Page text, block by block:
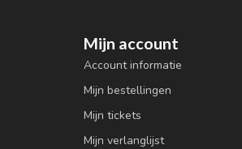
Mijn account
Account informatie
Mijn bestellingen
Mijn tickets
Mijn verlanglijst